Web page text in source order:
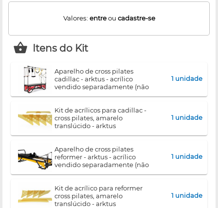
Valores: entreou cadastre-se
Itens do Kit
aparelho de cross pilates
cadillac - arktus - acrílico
vendido separadamente (não
1 unidade
kit de acrílicos para cadillac -
cross pilates, amarelo
translúcido - arktus
1 unidade
aparelho de cross pilates
reformer - arktus - acrílico
vendido separadamente (não
1 unidade
kit de acrílico para reformer
cross pilates, amarelo
translúcido - arktus
1 unidade